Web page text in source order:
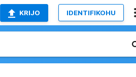
KRIJO IDENTIFIKOHU